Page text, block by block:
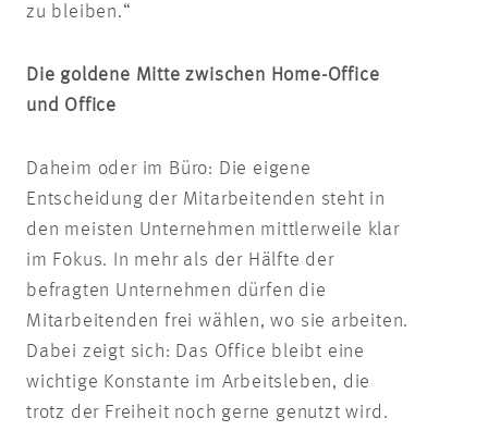
zu bleiben.“
Die goldene Mitte zwischen Home-Office
und Office
Daheim oder im Büro: Die eigene
Entscheidung der Mitarbeitenden steht in
den meisten Unternehmen mittlerweile klar
im Fokus. In mehr als der Hälfte der
befragten Unternehmen dürfen die
Mitarbeitenden frei wählen, wo sie arbeiten.
Dabei zeigt sich: Das Office bleibt eine
wichtige Konstante im Arbeitsleben, die
trotz der Freiheit noch gerne genutzt wird.